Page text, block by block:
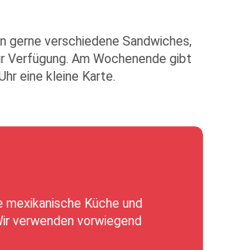
gerne verschiedene Sandwiches,
Verfügung. Am Wochenende gibt
eine kleine Karte.
Küche und
verwenden vorwiegend